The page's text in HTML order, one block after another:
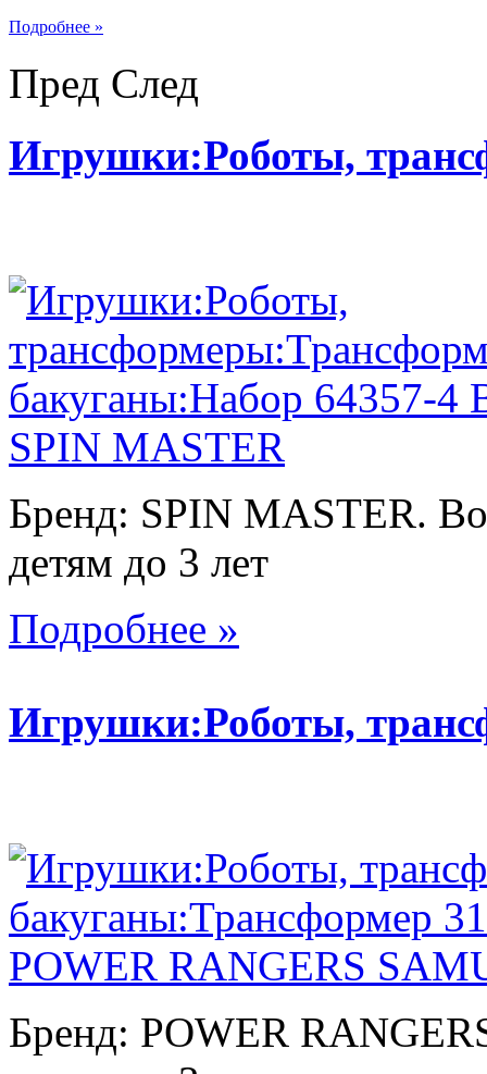
Подробнее »
Пред След
Игрушки:Роботы,
Бренд: SPIN MASTER.
детям до 3 лет
Подробнее »
Игрушки:Роботы,
Бренд: POWER